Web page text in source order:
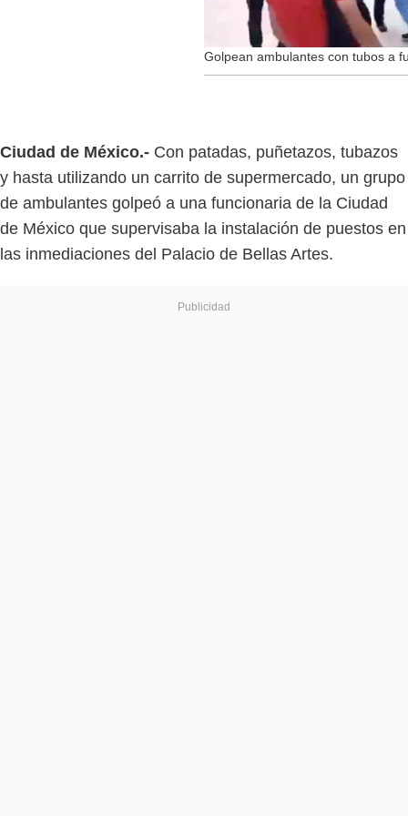
Golpean ambulantes con tubos a
Ciudad de México.- Con patadas, puñetazos, tubazos
y hasta utilizando un carrito de supermercado, un grupo
de ambulantes golpeó a una funcionaria de la Ciudad
de México que supervisaba la instalación de puestos en
las inmediaciones del Palacio de Bellas Artes.